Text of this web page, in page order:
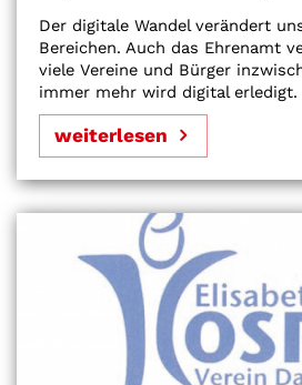
Der digitale Wandel verändert
Bereichen. Auch das Ehrenamt
viele Vereine und Bürger
immer mehr wird digital erledigt.
weiterlesen